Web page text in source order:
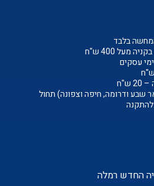
בלבד
מעל 400 ש"ח
שבע ודרומה, חיפה וצפונה) תחול